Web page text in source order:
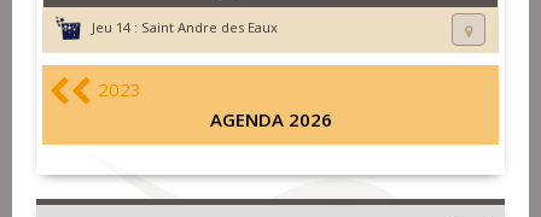
Jeu 14 : Saint Andre des Eaux
2023
AGENDA 2026